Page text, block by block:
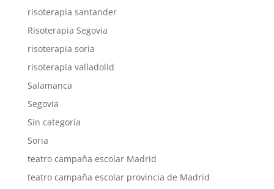
risoterapia santander
Risoterapia Segovia
risoterapia soria
risoterapia valladolid
Salamanca
Segovia
Sin categoría
Soria
teatro campaña escolar Madrid
teatro campaña escolar provincia de Madrid